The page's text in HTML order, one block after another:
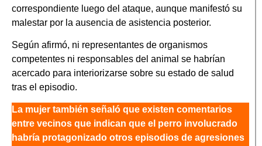
correspondiente luego del ataque, aunque manifestó su
malestar por la ausencia de asistencia posterior.
Según afirmó, ni representantes de organismos
competentes ni responsables del animal se habrían
acercado para interiorizarse sobre su estado de salud
tras el episodio.
La mujer también señaló que existen comentarios
entre vecinos que indican que el perro involucrado
habría protagonizado otros episodios de agresiones